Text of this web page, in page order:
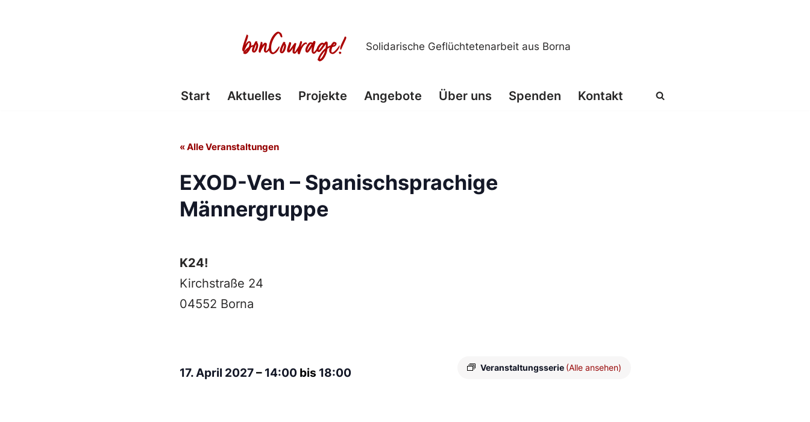
Solidarische Geflüchtetenarbeit aus Borna
Start Aktuelles Projekte Angebote Über uns Spenden Kontakt
« Alle Veranstaltungen
EXOD-Ven – Spanischsprachige
Männergruppe
K24!
Kirchstraße 24
04552 Borna
Veranstaltungsserie (Alle ansehen)
17. April 2027– 14:00 bis 18:00